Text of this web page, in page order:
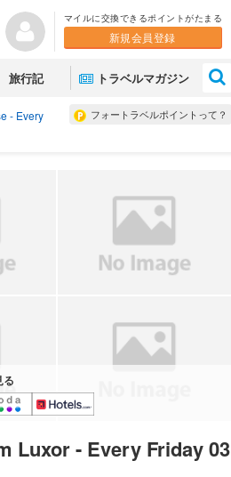
マイルに交換できるポイントがたまる
新規会員登録
旅行記 トラベルマガジン
フォートラベルポイントって？
- Every
る
Luxor - Every Friday 03